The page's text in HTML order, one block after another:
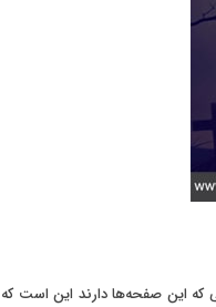
که این صفحه‌ها دارند این است که